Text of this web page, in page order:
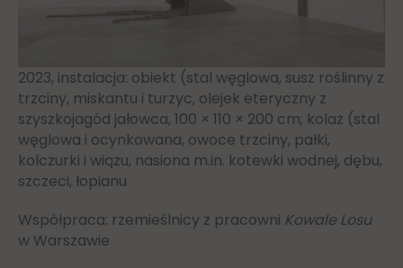
2023, instalacja: obiekt (stal węglowa, susz roślinny z
trzciny, miskantu i turzyc, olejek eteryczny z
szyszkojagód jałowca, 100 × 110 × 200 cm; kolaż (stal
węglowa i ocynkowana, owoce trzciny, pałki,
kolczurki i wiązu, nasiona m.in. kotewki wodnej, dębu,
szczeci, łopianu
Współpraca: rzemieślnicy z pracowni Kowale Losu
w Warszawie